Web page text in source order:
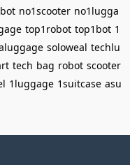
no1scooter no1lugga
top1robot top1bot 1
soloweal techlu
tech bag robot scooter
1luggage 1suitcase asu